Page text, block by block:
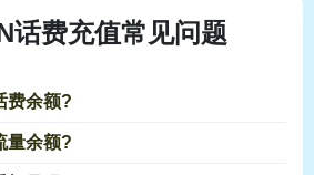
话费充值常见问题
费余额?
量余额?